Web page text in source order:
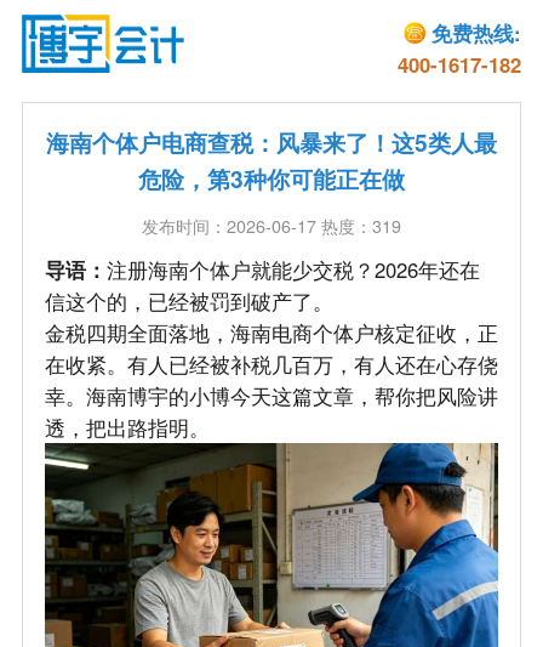
免费热线:
400-1617-182
海南个体户电商查税：风暴来了！这5类人最
危险，第3种你可能正在做
发布时间：2026-06-17 热度：319
导语： 注册海南个体户就能少交税？2026年还在
信这个的，已经被罚到破产了。
金税四期全面落地，海南电商个体户核定征收，正
在收紧。有人已经被补税几百万，有人还在心存侥
幸。海南博宇的小博今天这篇文章，帮你把风险讲
透，把出路指明。